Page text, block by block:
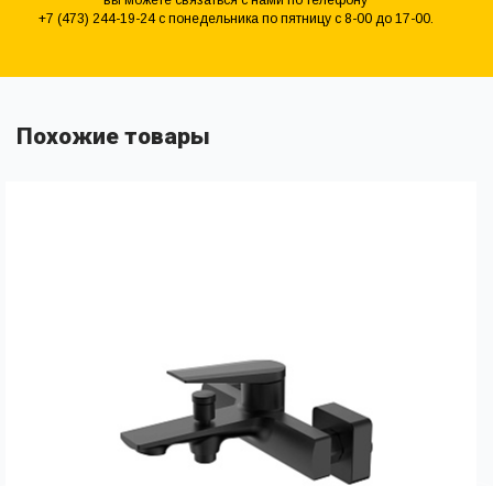
+7 (473) 244-19-24 с понедельника по пятницу с 8-00 до 17-00.
Похожие товары